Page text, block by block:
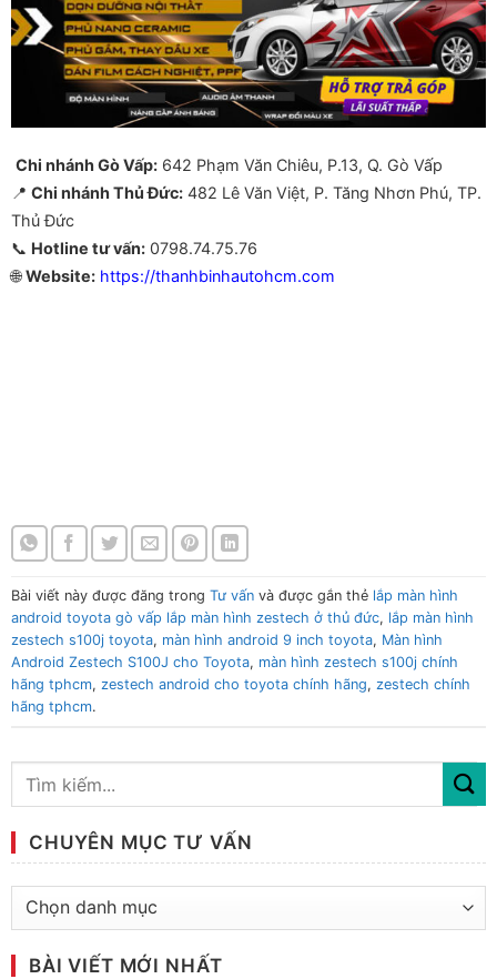
Chi nhánh Gò Vấp: 642 Phạm Văn Chiêu, P.13, Q. Gò Vấp
📍 Chi nhánh Thủ Đức: 482 Lê Văn Việt, P. Tăng Nhơn Phú, TP.
Thủ Đức
📞 Hotline tư vấn: 0798.74.75.76
🌐Website: https://thanhbinhautohcm.com
Bài viết này được đăng trong Tư vấn và được gắn thẻ lắp màn hình
android toyota gò vấp lắp màn hình zestech ở thủ đức, lắp màn hình
zestech s100j toyota, màn hình android 9 inch toyota, Màn hình
Android Zestech S100J cho Toyota, màn hình zestech s100j chính
hãng tphcm, zestech android cho toyota chính hãng, zestech chính
hãng tphcm.
CHUYÊN MỤC TƯ VẤN
Chuyên
vấnBÀI VIẾT MỚI NHẤT